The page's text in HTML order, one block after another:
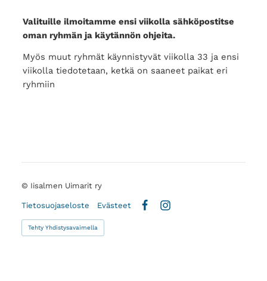
Valituille ilmoitamme ensi viikolla sähköpostitse
oman ryhmän ja käytännön ohjeita.
Myös muut ryhmät käynnistyvät viikolla 33 ja ensi
viikolla tiedotetaan, ketkä on saaneet paikat eri
ryhmiin
© Iisalmen Uimarit ry
Tietosuojaseloste
Evästeet
Tehty Yhdistysavaimella